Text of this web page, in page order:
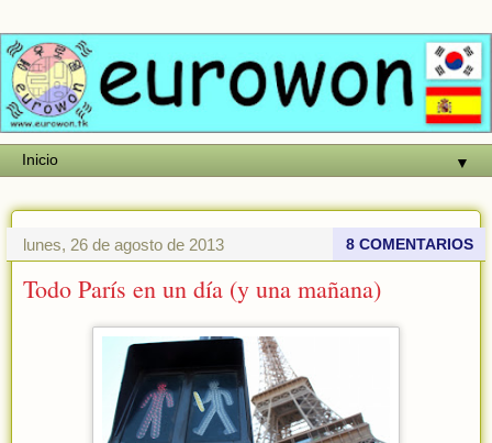
▼
lunes, 26 de agosto de 2013 8 COMENTARIOS
Todo París en un día (y una mañana)